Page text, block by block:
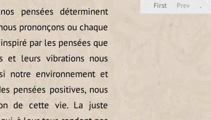
pensées déterminent
prononçons ou chaque
par les pensées que
et leurs vibrations nous
notre environnement et
pensées positives, nous
de cette vie. La juste
First Prev .